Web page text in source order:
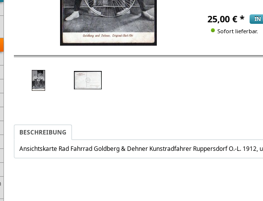
25,00 € *
IN
Sofort lieferbar.
BESCHREIBUNG
Ansichtskarte Rad Fahrrad Goldberg & Dehner Kunstradfahrer Ruppersdorf O.-L. 1912,